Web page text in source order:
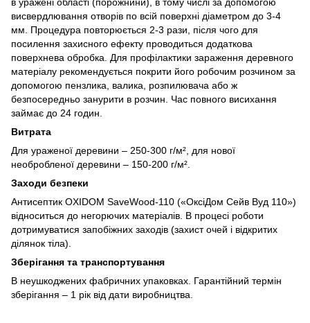
висвердлювання отворів по всій поверхні діаметром до 3-4
мм. Процедура повторюється 2-3 рази, після чого для
посилення захисного ефекту проводиться додаткова
поверхнева обробка. Для профілактики зараження деревного
матеріалу рекомендується покрити його робочим розчином за
допомогою пензлика, валика, розпилювача або ж
безпосередньо занурити в розчин. Час повного висихання
займає до 24 годин.
Витрата
Для ураженої деревини – 250-300 г/м², для нової
необробленої деревини – 150-200 г/м².
Заходи безпеки
Антисептик OXIDOM SaveWood-110 («ОксіДом Сейв Вуд 110»)
відноситься до негорючих матеріалів. В процесі роботи
дотримуватися запобіжних заходів (захист очей і відкритих
ділянок тіла).
Зберігання та транспортування
В неушкоджених фабричних упаковках. Гарантійний термін
зберігання – 1 рік від дати виробництва.